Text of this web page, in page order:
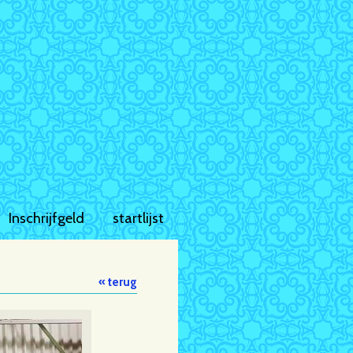
Inschrijfgeld startlijst
« terug